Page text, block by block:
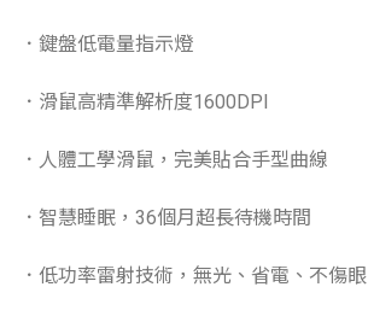
．鍵盤低電量指示燈
．滑鼠高精準解析度1600DPI
．人體工學滑鼠，完美貼合手型曲線
．智慧睡眠，36個月超長待機時間
．低功率雷射技術，無光、省電、不傷眼